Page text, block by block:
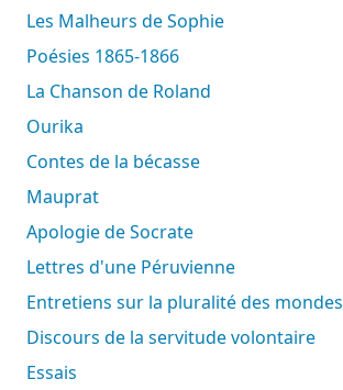
Les Malheurs de Sophie
Poésies 1865-1866
La Chanson de Roland
Ourika
Contes de la bécasse
Mauprat
Apologie de Socrate
Lettres d'une Péruvienne
Entretiens sur la pluralité des mondes
Discours de la servitude volontaire
Essais